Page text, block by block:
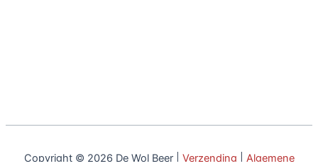
Copyright © 2026 De Wol Beer | Verzending
Algemene